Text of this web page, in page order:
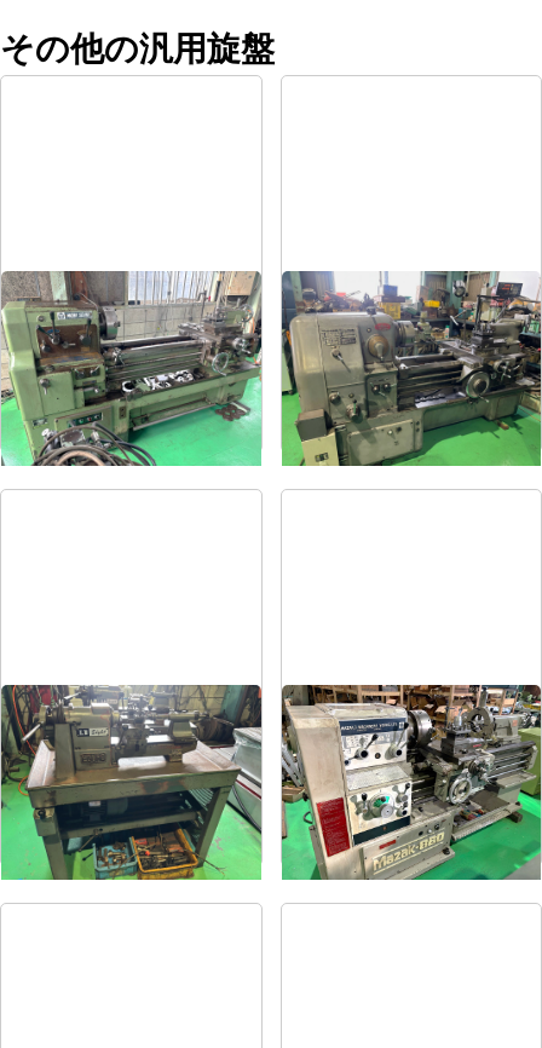
その他の汎用旋盤
8尺旋盤
メーカー 森精機
形 式MS-1250
年 式-
6尺旋盤
メーカー オークマ
形 式LS-800
年 式1986
卓上旋盤
メーカー エグロ
形 式LB8-4B
式1973
6尺旋盤
メーカー マザック
形 式MK-860S
年 式1989